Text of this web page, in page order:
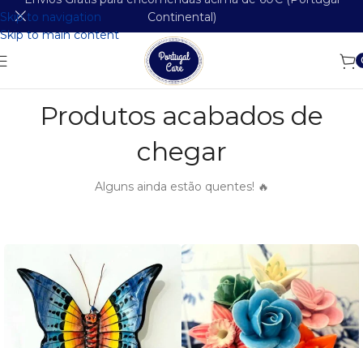
Skip to navigation
Skip to main content
Continental)
Produtos acabados de
chegar
Alguns ainda estão quentes! 🔥